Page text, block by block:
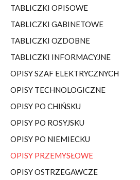
TABLICZKI OPISOWE
TABLICZKI GABINETOWE
TABLICZKI OZDOBNE
TABLICZKI INFORMACYJNE
OPISY SZAF ELEKTRYCZNYCH
OPISY TECHNOLOGICZNE
OPISY PO CHIŃSKU
OPISY PO ROSYJSKU
OPISY PO NIEMIECKU
OPISY PRZEMYSŁOWE
OPISY OSTRZEGAWCZE